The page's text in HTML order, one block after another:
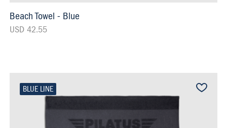
Beach Towel - Blue
USD 42.55
BLUE LINE